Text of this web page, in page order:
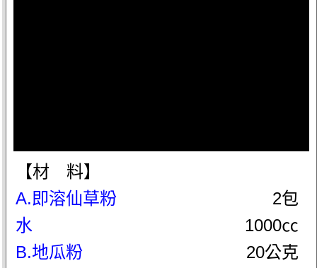
【材 料】
A.即溶仙草粉
2包
水
1000㏄
B.地瓜粉
20公克